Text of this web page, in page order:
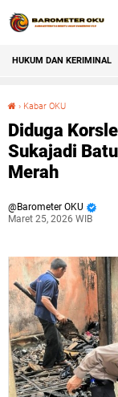
HUKUM DAN KERIMINAL
› Kabar OKU
Diduga
Sukajadi
Merah
Barometer OKU
Maret 25, 2026 WIB